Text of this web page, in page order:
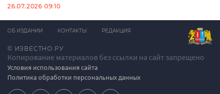
26.07.2026 09:10
© ИЗВЕСТНО.РУ
Копирование материалов без ссылки на сайт запрещено
Условия использования сайта
Политика обработки персональных данных
ОБ ИЗДАНИИ КОНТАКТЫ РЕДАКЦИЯ